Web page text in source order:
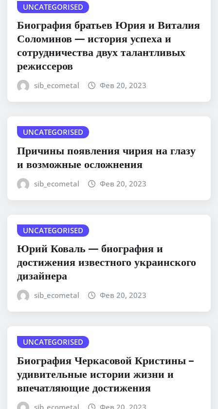
UNCATEGORISED
Биография братьев Юрия и Виталия
Соломинов — история успеха и
сотрудничества двух талантливых
режиссеров
sib_ecometal Фев 20, 2023
UNCATEGORISED
Причины появления чирия на глазу
и возможные осложнения
sib_ecometal Фев 20, 2023
UNCATEGORISED
Юрий Коваль — биография и
достижения известного украинского
дизайнера
sib_ecometal Фев 20, 2023
UNCATEGORISED
Биография Черкасовой Кристины –
удивительные истории жизни и
впечатляющие достижения